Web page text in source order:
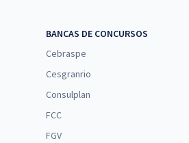
BANCAS DE CONCURSOS
Cebraspe
Cesgranrio
Consulplan
FCC
FGV